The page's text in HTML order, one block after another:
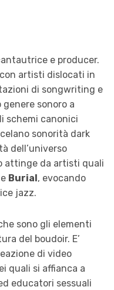
e producer.
artisti dislocati in
di songwriting e
sonoro a
schemi canonici
sonorità dark
dell’universo
attinge da artisti quali
e Burial , evocando
jazz.
sono gli elementi
del boudoir. E’
di video
quali si affianca a
educatori sessuali